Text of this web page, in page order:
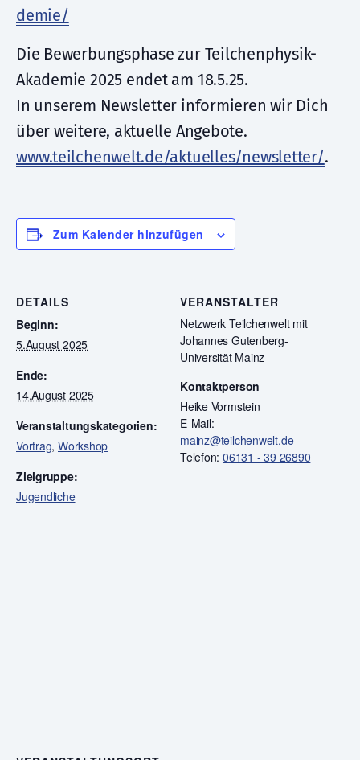
demie/
Die Bewerbungsphase zur Teilchenphysik-
Akademie 2025 endet am 18.5.25.
In unserem Newsletter informieren wir Dich
über weitere, aktuelle Angebote.
www.teilchenwelt.de/aktuelles/newsletter/.
Zum Kalender hinzufügen
DETAILS
Beginn:
5.August 2025
Ende:
14.August 2025
Veranstaltungskategorien:
Vortrag, Workshop
Zielgruppe:
Jugendliche
VERANSTALTER
Netzwerk Teilchenwelt mit
Johannes Gutenberg-
Universität Mainz
Kontaktperson
Heike Vormstein
E-Mail:
mainz@teilchenwelt.de
Telefon: 06131 - 39 26890